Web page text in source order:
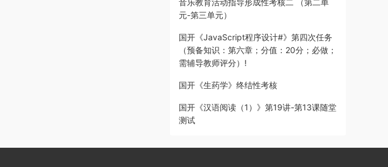
音乐教育活动指导形成性考核二 （第二单
元-第三单元）
国开《JavaScript程序设计#》第四次任务
（预备知识：第六章；分值：20分；必做；
需辅导教师评分）!
国开《生药学》终结性考核
国开《汉语阅读（1）》第19讲-第13课随堂
测试